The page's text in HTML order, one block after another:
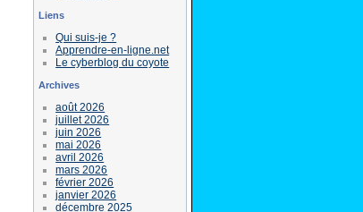
Liens
Qui suis-je ?
Apprendre-en-ligne.net
Le cyberblog du coyote
Archives
août 2026
juillet 2026
juin 2026
mai 2026
avril 2026
mars 2026
février 2026
janvier 2026
décembre 2025